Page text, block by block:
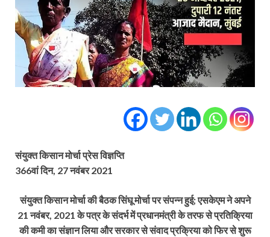
संयुक्त किसान मोर्चा प्रेस विज्ञप्ति
366वां दिन, 27 नवंबर 2021
संयुक्त किसान मोर्चा की बैठक सिंघू मोर्चा पर संपन्न हुई; एसकेएम ने अपने
21 नवंबर, 2021 के पत्र के संदर्भ में प्रधानमंत्री के तरफ से प्रतिक्रिया
की कमी का संज्ञान लिया और सरकार से संवाद प्रक्रिया को फिर से शुरू